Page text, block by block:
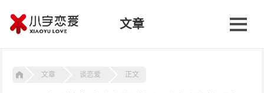
文章
文章 谈恋爱 正文